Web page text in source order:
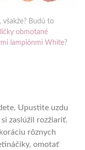
všakže? Budú to
obmotané
lampiónmi White?
Upustite uzdu
zaslúžil rozžiariť.
rôznych
omotať